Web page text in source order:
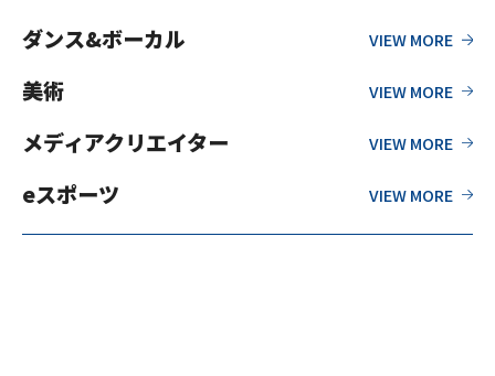
ダンス&ボーカル
美術
メディアクリエイター
eスポーツ